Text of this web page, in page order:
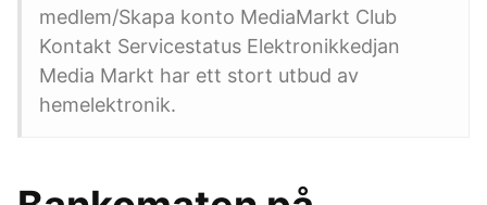
medlem/Skapa konto MediaMarkt Club
Kontakt Servicestatus Elektronikkedjan
Media Markt har ett stort utbud av
hemelektronik.